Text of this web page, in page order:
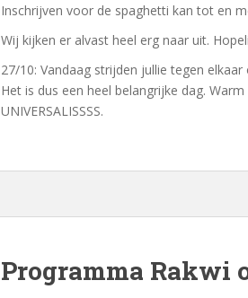
Inschrijven voor de spaghetti kan tot en
Wij kijken er alvast heel erg naar uit.
27/10: Vandaag strijden jullie tegen
Het is dus een heel belangrijke dag.
UNIVERSALISSSS.
Programma Rakwi